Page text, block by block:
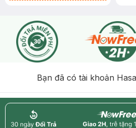
Bạn đã có tài khoản